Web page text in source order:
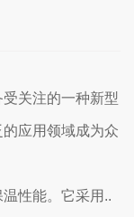
关注的一种新型
应用领域成为众
性能。它采用..